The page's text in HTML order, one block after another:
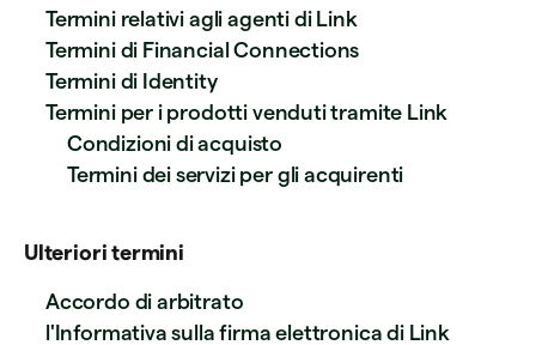
Termini relativi agli agenti di Link
Termini di Financial Connections
Termini di Identity
Termini per i prodotti venduti tramite Link
Condizioni di acquisto
Termini dei servizi per gli acquirenti
Ulteriori termini
Accordo di arbitrato
l'Informativa sulla firma elettronica di Link